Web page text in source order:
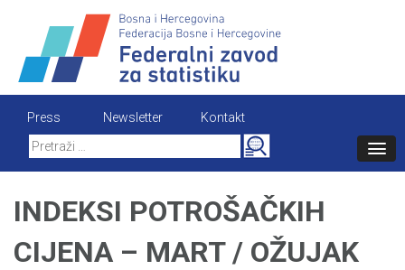
content
Press Newsletter
Kontakt
Search
for:
INDEKSI POTROŠAČKIH
CIJENA – MART / OŽUJAK